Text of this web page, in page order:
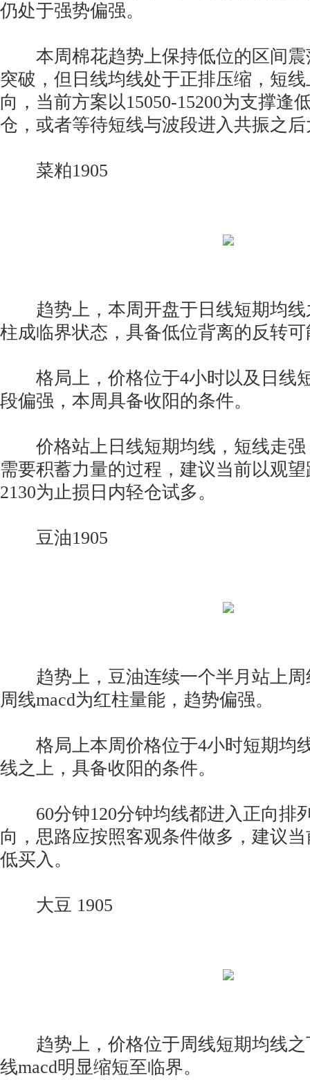
仍处于强势偏强。
本周棉花趋势上保持低位的区间震
突破，但日线均线处于正排压缩，短
向，当前方案以15050-15200为支撑逢
仓，或者等待短线与波段进入共振之
菜粕1905
趋势上，本周开盘于日线短期均线
柱成临界状态，具备低位背离的反转
格局上，价格位于4小时以及日线
段偏强，本周具备收阳的条件。
价格站上日线短期均线，短线走强
需要积蓄力量的过程，建议当前以观
2130为止损日内轻仓试多。
豆油1905
趋势上，豆油连续一个半月站上周
周线macd为红柱量能，趋势偏强。
格局上本周价格位于4小时短期均
线之上，具备收阳的条件。
60分钟120分钟均线都进入正向排
向，思路应按照客观条件做多，建议
低买入。
大豆 1905
趋势上，价格位于周线短期均线之
线macd明显缩短至临界。